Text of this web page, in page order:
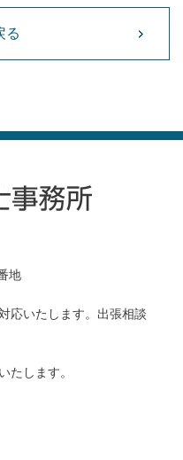
る
地
応いたします。出張相談
たします。